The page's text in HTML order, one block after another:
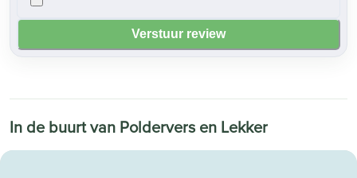
Verstuur review
In de buurt van Poldervers en Lekker